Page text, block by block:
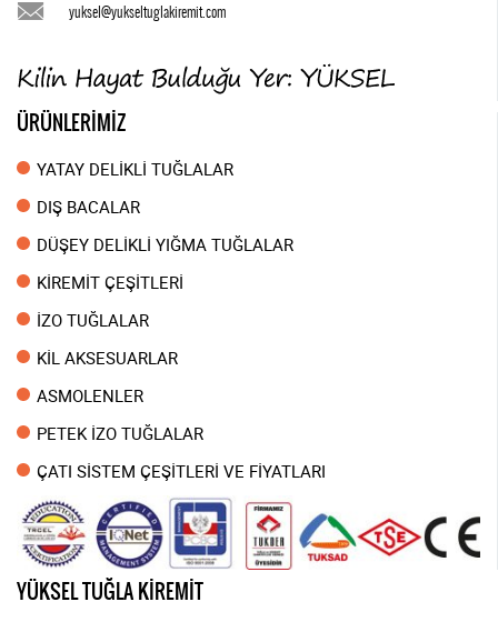
yuksel@yukseltuglakiremit.com
ÜRÜNLERİMİZ
YATAY DELİKLİ TUĞLALAR
DIŞ BACALAR
DÜŞEY DELİKLİ YIĞMA TUĞLALAR
KİREMİT ÇEŞİTLERİ
İZO TUĞLALAR
KİL AKSESUARLAR
ASMOLENLER
PETEK İZO TUĞLALAR
ÇATI SİSTEM ÇEŞİTLERİ VE FİYATLARI
YÜKSEL TUĞLA KİREMİT